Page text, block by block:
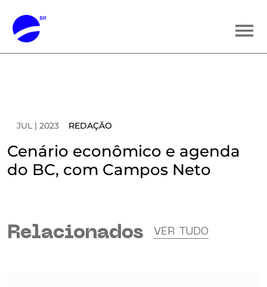
JUL | 2023 REDAÇÃO
Cenário econômico e agenda
do BC, com Campos Neto
Relacionados VER TUDO